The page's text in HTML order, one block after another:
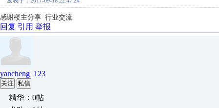
感谢楼主分享 行业交流
回复 引用 举报
yancheng_123
关注 私信
精华：0帖